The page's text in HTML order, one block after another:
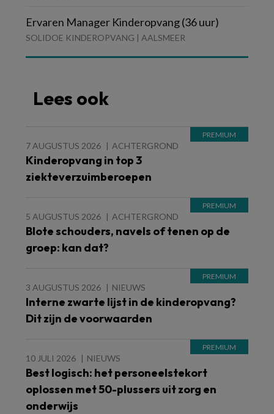
Ervaren Manager Kinderopvang (36 uur)
SOLIDOE KINDEROPVANG | AALSMEER
Lees ook
7 AUGUSTUS 2026 ACHTERGROND
Kinderopvang in top 3
ziekteverzuimberoepen
5 AUGUSTUS 2026 ACHTERGROND
Blote schouders, navels of tenen op de
groep: kan dat?
3 AUGUSTUS 2026 NIEUWS
Interne zwarte lijst in de kinderopvang?
Dit zijn de voorwaarden
10 JULI 2026 NIEUWS
Best logisch: het personeelstekort
oplossen met 50-plussers uit zorg en
onderwijs